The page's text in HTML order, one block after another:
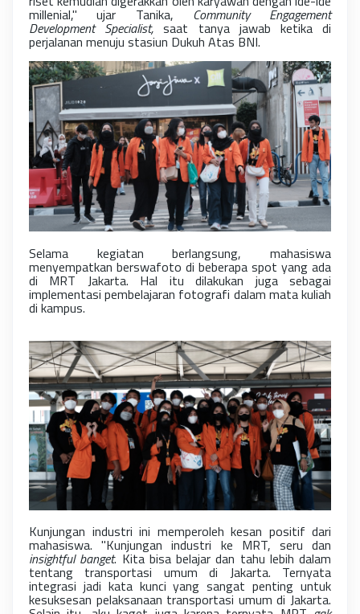
millenial," ujar Tanika, Community Engagement
Development Specialist, saat tanya jawab ketika di
perjalanan menuju stasiun Dukuh Atas BNI.
Selama kegiatan berlangsung, mahasiswa
menyempatkan berswafoto di beberapa spot yang ada
di MRT Jakarta. Hal itu dilakukan juga sebagai
implementasi pembelajaran fotografi dalam mata kuliah
di kampus.
Kunjungan industri ini memperoleh kesan positif dari
mahasiswa. "Kunjungan industri ke MRT, seru dan
insightful banget. Kita bisa belajar dan tahu lebih dalam
tentang transportasi umum di Jakarta. Ternyata
integrasi jadi kata kunci yang sangat penting untuk
kesuksesan pelaksanaan transportasi umum di Jakarta.